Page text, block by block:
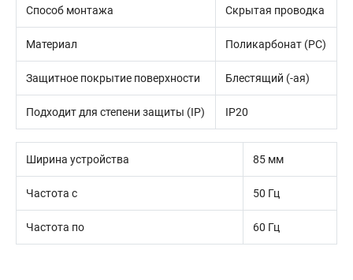
Способ монтажа Скрытая проводка
Материал Поликарбонат (PC)
Защитное покрытие поверхности Блестящий (-ая)
Подходит для степени защиты (IP) IP20
Ширина устройства 85 мм
Частота с 50 Гц
Частота по 60 Гц